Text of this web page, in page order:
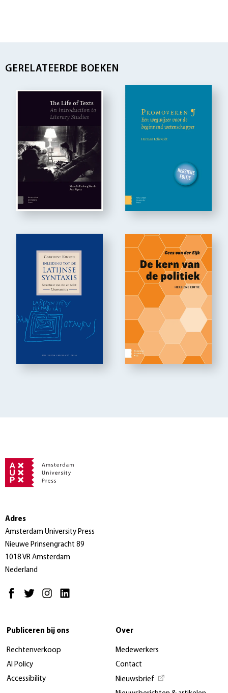
GERELATEERDE BOEKEN
Adres
Amsterdam University Press
Nieuwe Prinsengracht 89
1018 VR Amsterdam
Nederland
Publiceren bij ons
Rechtenverkoop
AI Policy
Accessibility
Over
Medewerkers
Contact
Nieuwsbrief